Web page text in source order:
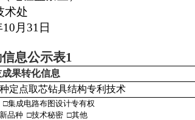
术处
10月31日
息公示表1
果转化信息
定点取芯钻具结构专利技术
集成电路布图设计专有权
品种 □技术秘密 □其他